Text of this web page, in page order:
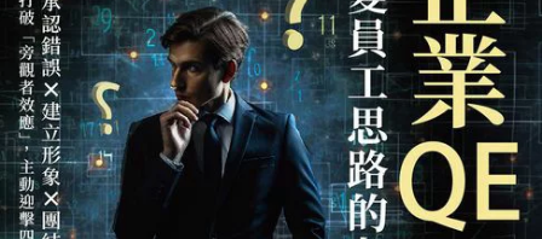
居家生活 3C家電 運動休閒 親子玩具
女裝 男裝 化妝保養 情趣用品